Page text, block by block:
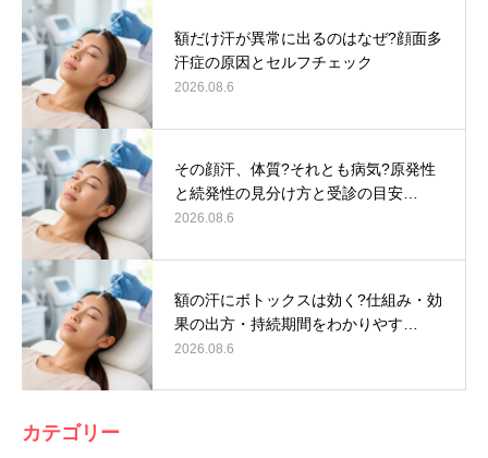
額だけ汗が異常に出るのはなぜ?顔面多
汗症の原因とセルフチェック
2026.08.6
その顔汗、体質?それとも病気?原発性
と続発性の見分け方と受診の目安…
2026.08.6
額の汗にボトックスは効く?仕組み・効
果の出方・持続期間をわかりやす…
2026.08.6
カテゴリー